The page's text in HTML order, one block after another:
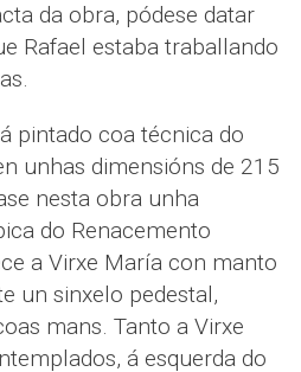
da obra, pódese datar
Rafael estaba traballando
pintado coa técnica do
unhas dimensións de 215
nesta obra unha
do Renacemento
a Virxe María con manto
un sinxelo pedestal,
mans. Tanto a Virxe
á esquerda do